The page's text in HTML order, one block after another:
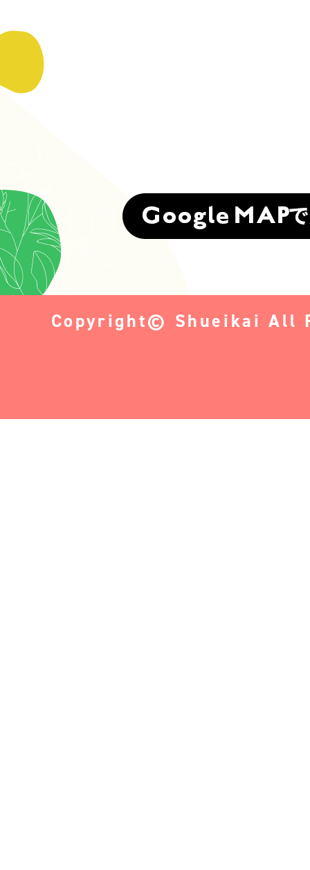
Copyright© Shueikai All